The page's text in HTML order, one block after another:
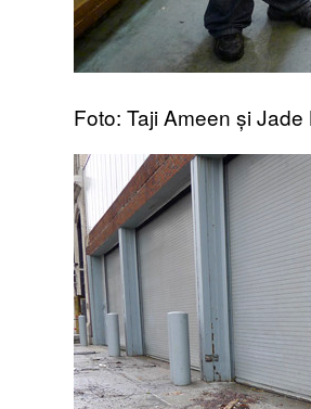
Foto: Taji Ameen și Jade